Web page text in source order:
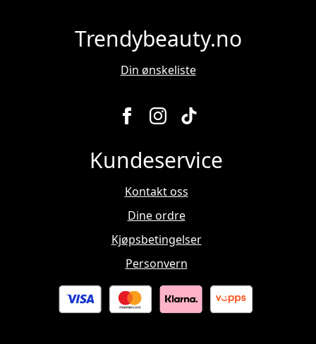
produktsidenTrendybeauty.no
Din ønskeliste
Kundeservice
Kontakt oss
Dine ordre
Kjøpsbetingelser
Personvern